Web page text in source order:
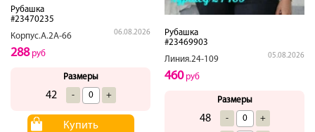
Рубашка
#23470235
Корпус.А.2А-66
06.08.2026
288руб
Размеры
42 - +
Купить
Рубашка
#23469903
Линия.24-109
05.08.2026
460руб
Размеры
48 - +